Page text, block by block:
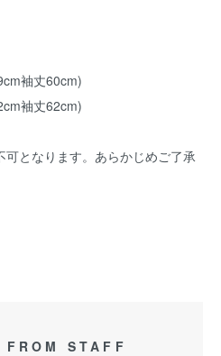
袖丈60cm)
袖丈62cm)
となります。あらかじめご了承
FROM STAFF